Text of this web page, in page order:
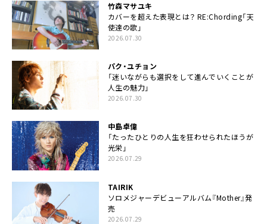
竹森マサユキ
カバーを超えた表現とは？ RE:Chording「天
使達の歌」
2026.07.30
パク・ユチョン
「迷いながらも選択をして進んでいくことが
人生の魅力」
2026.07.30
中島卓偉
「たったひとりの人生を狂わせられたほうが
光栄」
2026.07.29
TAIRIK
ソロメジャーデビューアルバム『Mother』発
売
2026.07.29